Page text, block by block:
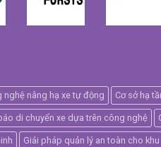
nghệ nâng hạ xe tự động Cơ sở hạ
di chuyển xe dựa trên công nghệ
Giải pháp quản lý an toàn cho